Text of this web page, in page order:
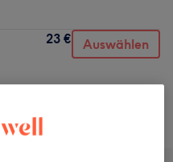
23 € Auswählen